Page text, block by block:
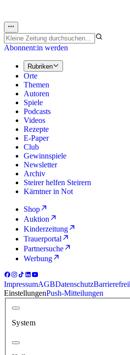
Abonnent:in werden
Rubriken
Orte
Themen
Autoren
Spiele
Podcasts
Videos
Rezepte
E-Paper
Club
Gewinnspiele
Newsletter
Archiv
Steirer helfen Steirern
Kärntner in Not
Shop
Auktion
Kinderzeitung
Trauerportal
Partnersuche
Werbung
ImpressumAGBDatenschutz
EinstellungenPush-Mitteilungen
System